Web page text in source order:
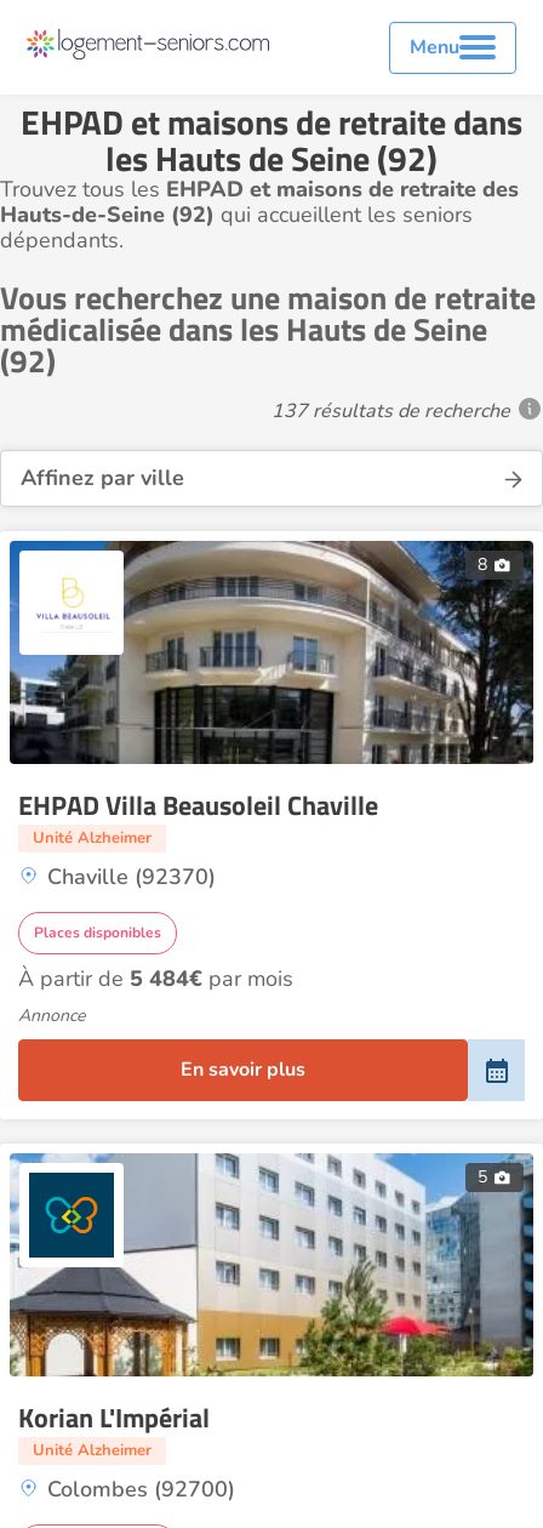
Menu
EHPAD et maisons de retraite dans
les Hauts de Seine (92)
Trouvez tous les EHPAD et maisons de retraite des
Hauts-de-Seine (92) qui accueillent les seniors
dépendants.
Vous recherchez une maison de retraite
médicalisée dans les Hauts de Seine
(92)
137 résultats de recherche
Affinez par ville
8
EHPAD Villa Beausoleil Chaville
Unité Alzheimer
Chaville (92370)
Places disponibles
À partir de 5 484€ par mois
Annonce
En savoir plus
5
Korian L'Impérial
Unité Alzheimer
Colombes (92700)